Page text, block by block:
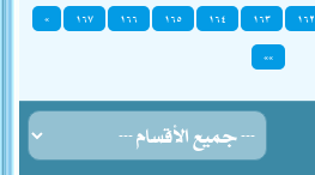
١٦٢ ١٦٣ ١٦٤ ١٦٥ ١٦٦ ١٦٧
»
»»